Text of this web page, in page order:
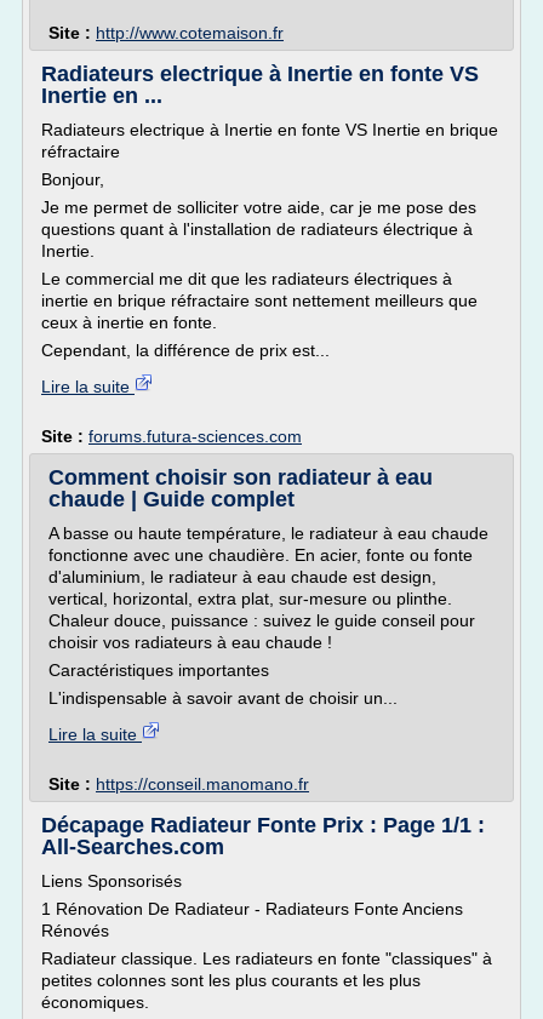
Site : http://www.cotemaison.fr
Radiateurs electrique à Inertie en fonte VS
Inertie en ...
Radiateurs electrique à Inertie en fonte VS Inertie en brique
réfractaire
Bonjour,
Je me permet de solliciter votre aide, car je me pose des
questions quant à l'installation de radiateurs électrique à
Inertie.
Le commercial me dit que les radiateurs électriques à
inertie en brique réfractaire sont nettement meilleurs que
ceux à inertie en fonte.
Cependant, la différence de prix est...
Lire la suite
Site : forums.futura-sciences.com
Comment choisir son radiateur à eau
chaude | Guide complet
A basse ou haute température, le radiateur à eau chaude
fonctionne avec une chaudière. En acier, fonte ou fonte
d'aluminium, le radiateur à eau chaude est design,
vertical, horizontal, extra plat, sur-mesure ou plinthe.
Chaleur douce, puissance : suivez le guide conseil pour
choisir vos radiateurs à eau chaude !
Caractéristiques importantes
L'indispensable à savoir avant de choisir un...
Lire la suite
Site : https://conseil.manomano.fr
Décapage Radiateur Fonte Prix : Page 1/1 :
All-Searches.com
Liens Sponsorisés
1 Rénovation De Radiateur - Radiateurs Fonte Anciens
Rénovés
Radiateur classique. Les radiateurs en fonte "classiques" à
petites colonnes sont les plus courants et les plus
économiques.